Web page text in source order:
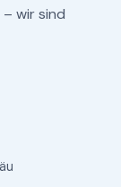
wir sind